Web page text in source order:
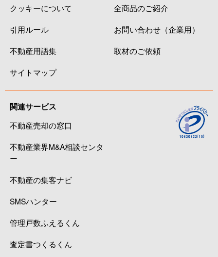
クッキーについて
引用ルール
不動産用語集
サイトマップ
全商品のご紹介
お問い合わせ（企業用）
取材のご依頼
関連サービス
不動産売却の窓口
不動産業界M&A相談センタ
ー
不動産の集客ナビ
SMSハンター
管理戸数ふえるくん
査定書つくるくん